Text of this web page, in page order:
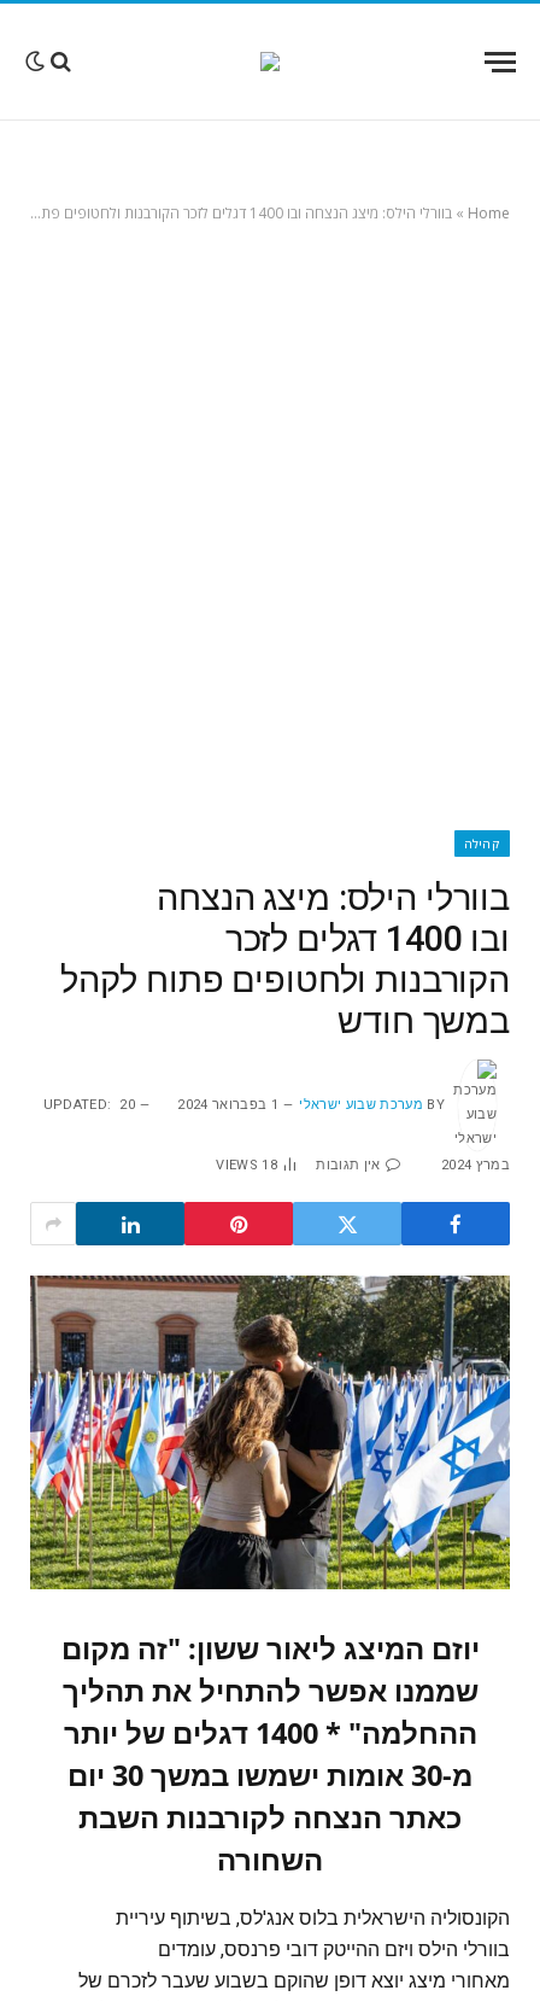
Home
» בוורלי הילס: מיצג הנצחה ובו 1400 דגלים לזכר הקורבנות ולחטופים פתוח לקהל במשך חודש
קהילה
בוורלי הילס: מיצג הנצחה
ובו 1400 דגלים לזכר
הקורבנות ולחטופים פתוח לקהל
במשך חודש
BY מערכת שבוע ישראלי 1 בפברואר 2024 UPDATED: 20
במרץ 2024 אין תגובות 18
VIEWS
יוזם המיצג ליאור ששון: "זה מקום
שממנו אפשר להתחיל את תהליך
ההחלמה" * 1400 דגלים של יותר
מ-30 אומות ישמשו במשך 30 יום
כאתר הנצחה לקורבנות השבת
השחורה
הקונסוליה הישראלית בלוס אנג'לס, בשיתוף עיריית
בוורלי הילס ויזם ההייטק דובי פרנסס, עומדים
מאחורי מיצג יוצא דופן שהוקם בשבוע שעבר לזכרם של